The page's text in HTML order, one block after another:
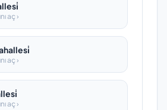
aç ›
aç ›
aç ›